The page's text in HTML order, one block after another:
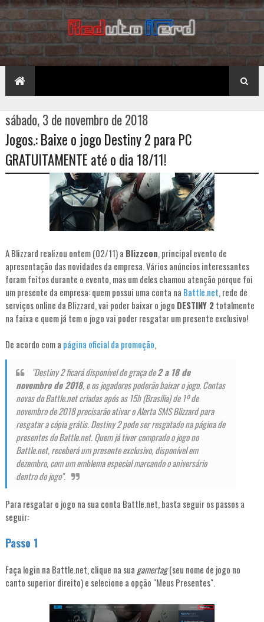
sábado, 3 de novembro de 2018
Jogos.: Baixe o jogo Destiny 2 para PC
GRATUITAMENTE até o dia 18/11!
A Blizzard realizou ontem (02/11) a Blizzcon, principal evento de
apresentação das novidades da empresa. Vários anúncios interessantes
foram feitos durante o evento, mas um deles chamou atenção porque foi
um presente da empresa: quem possui uma conta na Battle.net, rede de
serviços online da Blizzard, vai poder baixar o jogo DESTINY 2totalmente
na faixa e quem já tem o jogo vai poder resgatar um presente exclusivo!
De acordo com a página oficial da promoção,
"Destiny 2 ficará disponível de graça de2 a 18 de
novembro de 2018, e os jogadores poderão baixar o jogo. Contas
novas do Battle.net criadas após as 15h (Brasília) de 1º de
novembro de 2018 precisarão ativar o Alerta SMS Blizzard para
resgatar a cópia grátis. Destiny 2 pode ser resgatado na página de
presentes do Battle.net. Quem já tiver comprado o jogo no
Battle.net, receberá um presente exclusivo, disponível em
dezembro, com um emblema especial marcando o aniversário
dentro do jogo".
Para resgatar o jogo na sua conta Battle.net, basta seguir os passos a
seguir:
Passo 1
Faça login na Battle.net, clique na sua gamertag(seu nome de jogo no
canto superior direito) e selecione a opção "Meus Presentes".